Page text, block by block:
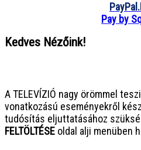
Pay by
Kedves Nézőink!
A TELEVÍZIÓ nagy örömmel
vonatkozású eseményekről
tudósítás eljuttatásához
FELTÖLTÉSE oldal alji menüben